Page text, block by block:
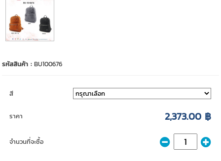
รหัสสินค้า :BU100676
สี
ราคา 2,373.00 ฿
จำนวนที่จะซื้อ